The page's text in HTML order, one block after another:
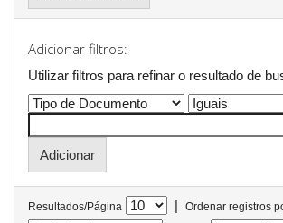
Adicionar filtros:
Utilizar filtros para refinar o resultado de
Resultados/Página |
Ordenar registros